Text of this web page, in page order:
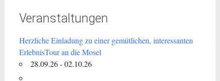
Veranstaltungen
Herzliche Einladung zu einer gemütlichen, interessanten
ErlebnisTour an die Mosel
28.09.26 - 02.10.26